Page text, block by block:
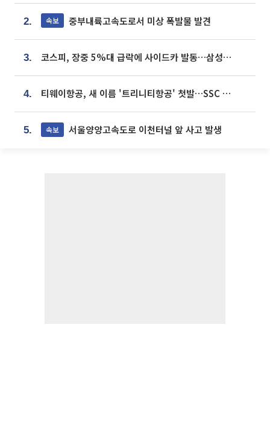
2. 속보 중부내륙고속도로서 미상 폭발물 발견
3. 코스피, 장중 5%대 급락에 사이드카 발동…삼성·SK 동반 폭락
4. 티웨이항공, 새 이름 '트리니티항공' 첫발…SSC 전략 본격화
5. 속보 서울양양고속도로 이천터널 앞 사고 발생